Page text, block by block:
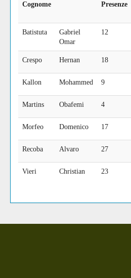
Cognome
Presenze
Batistuta
Gabriel
Omar
12
Crespo Hernan 18
Kallon Mohammed 9
Martins Obafemi 4
Morfeo Domenico 17
Recoba Alvaro 27
Vieri Christian 23